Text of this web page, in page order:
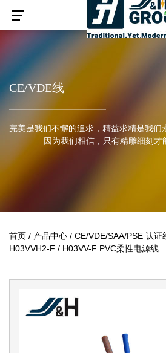
CE/VDE线
完美是我们不懈的追求，精益求精是我们
因为我们相信，只有精雕细刻才能
首页 / 产品中心 / CE/VDE/SAA/PSE 认证
H03VVH2-F / H03VV-F PVC柔性电源线